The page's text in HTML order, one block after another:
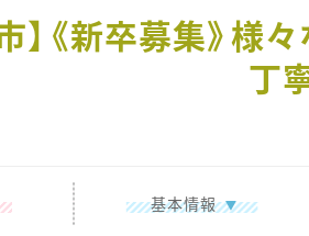
】《新卒募集》
丁
基本情報